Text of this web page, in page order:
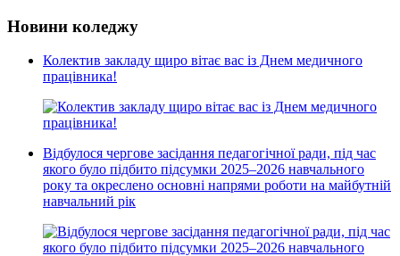
Новини коледжу
Колектив закладу щиро вітає вас із Днем медичного
працівника!
Відбулося чергове засідання педагогічної ради, під час
якого було підбито підсумки 2025–2026 навчального
року та окреслено основні напрями роботи на майбутній
навчальний рік